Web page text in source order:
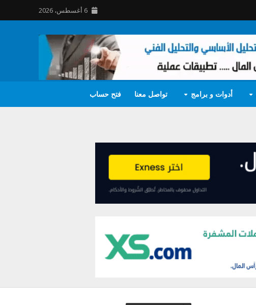
6 أغسطس، 2026
أدوات و برامج تواصل معنا فتح حساب